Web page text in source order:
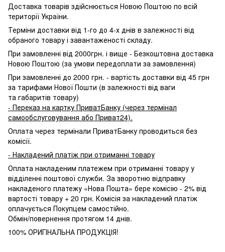
Доставка товарів здійснюється Новою Поштою по всій
території України.
Терміни доставки від 1-го до 4-х днів в залежності від
обраного товару і завантаженості складу.
При замовленні від 2000грн. і вище - Безкоштовна доставка
Новою Поштою (за умови передоплати за замовлення)
При замовленні до 2000 грн. - вартість доставки від 45 грн
за тарифами Нової Пошти (в залежності від ваги
та габаритів товару)
- Переказ на картку ПриватБанку (через термінал
самообслуговування або Приват24).
Оплата через термінали ПриватБанку проводиться без
комісії.
- Накладений платіж при отриманні товару
Оплата накладеним платежем при отриманні товару у
відділенні поштової служби. За зворотню відправку
накладеного платежу «Нова Пошта» бере комісію - 2% від
вартості товару + 20 грн. Комісія за накладений платіж
оплачується Покупцем самостійно.
Обмін/повернення протягом 14 днів.
100% ОРИГІНАЛЬНА ПРОДУКЦІЯ!